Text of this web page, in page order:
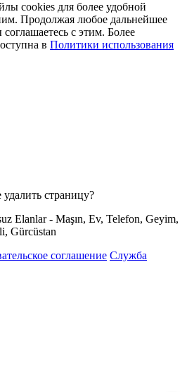
cookies для более удобной
Продолжая любое дальнейшее
с этим. Более
в Политики использования
страницу?
Elanlar - Maşın, Ev, Telefon, Geyim,
Gürcüstan
соглашение Служба